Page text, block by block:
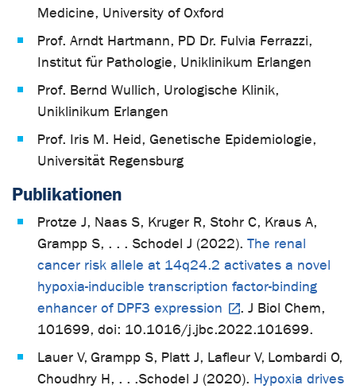
Medicine, University of Oxford
Prof. Arndt Hartmann, PD Dr. Fulvia Ferrazzi,
Institut für Pathologie, Uniklinikum Erlangen
Prof. Bernd Wullich, Urologische Klinik,
Uniklinikum Erlangen
Prof. Iris M. Heid, Genetische Epidemiologie,
Universität Regensburg
Publikationen
Protze J, Naas S, Kruger R, Stohr C, Kraus A,
Grampp S, . . . Schodel J (2022). The renal
cancer risk allele at 14q24.2 activates a novel
hypoxia-inducible transcription factor-binding
enhancer of DPF3 expression
. J Biol Chem,
101699, doi: 10.1016/j.jbc.2022.101699.
Lauer V, Grampp S, Platt J, Lafleur V, Lombardi O,
Choudhry H, . . .Schodel J (2020). Hypoxia drives